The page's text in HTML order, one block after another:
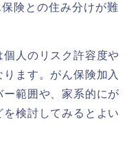
険との住み分けが難
個人のリスク許容度や
ます。がん保険加入
範囲や、家系的にが
検討してみるとよい